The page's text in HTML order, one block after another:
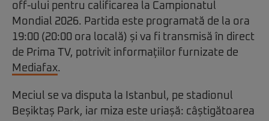
off-ului pentru calificarea la Campionatul
Mondial 2026. Partida este programată de la ora
19:00 (20:00 ora locală) și va fi transmisă în direct
de Prima TV, potrivit informațiilor furnizate de
Mediafax.
Meciul se va disputa la Istanbul, pe stadionul
Beșiktaș Park, iar miza este uriașă: câștigătoarea